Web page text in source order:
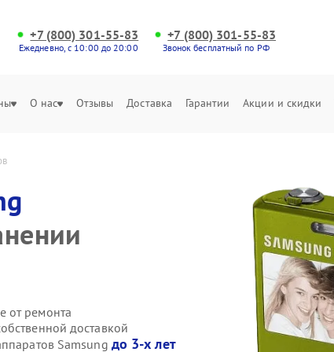
+7 (800) 301-55-83
Ежедневно, с 10:00 до 20:00
+7 (800) 301-55-83
Звонок бесплатный по РФ
О нас Отзывы Доставка Гарантии Акции и скидки
от ремонта
доставкой
Samsung до 3-х лет